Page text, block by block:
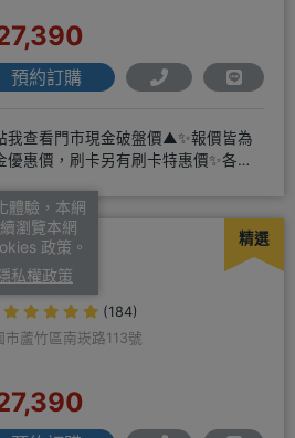
預約訂購
查看門市現金破盤價▲✨報價皆為
優惠價，刷卡另有刷卡特惠價✨各大
精選
通通訊
(184)
市蘆竹區南崁路113號
體驗，本網
瀏覽本網
政策。
私權政策